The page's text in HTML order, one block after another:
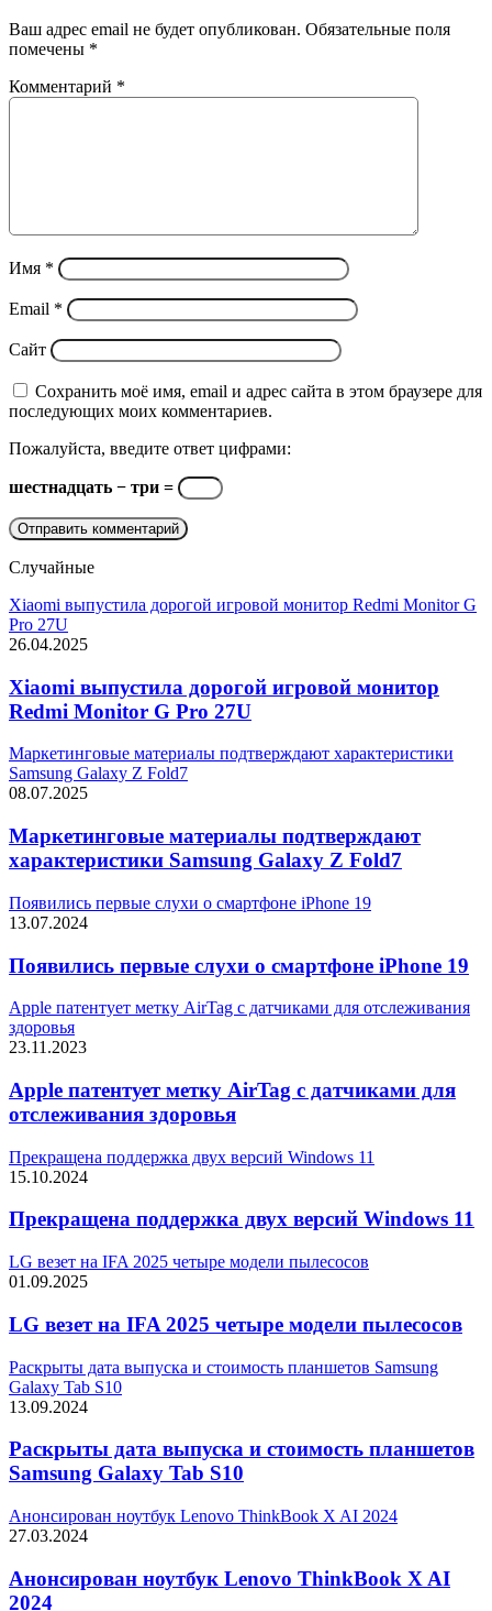
Ваш адрес email не будет опубликован. Обязательные поля
помечены *
Комментарий *
Имя *
Email *
Сайт
Сохранить моё имя, email и адрес сайта в этом браузере для
последующих моих комментариев.
Пожалуйста, введите ответ цифрами:
шестнадцать − три =
Случайные
Xiaomi выпустила дорогой игровой монитор Redmi Monitor G
Pro 27U
26.04.2025
Xiaomi выпустила дорогой игровой монитор
Redmi Monitor G Pro 27U
Маркетинговые материалы подтверждают характеристики
Samsung Galaxy Z Fold7
08.07.2025
Маркетинговые материалы подтверждают
характеристики Samsung Galaxy Z Fold7
Появились первые слухи о смартфоне iPhone 19
13.07.2024
Появились первые слухи о смартфоне iPhone 19
Apple патентует метку AirTag с датчиками для отслеживания
здоровья
23.11.2023
Apple патентует метку AirTag с датчиками для
отслеживания здоровья
Прекращена поддержка двух версий Windows 11
15.10.2024
Прекращена поддержка двух версий Windows 11
LG везет на IFA 2025 четыре модели пылесосов
01.09.2025
LG везет на IFA 2025 четыре модели пылесосов
Раскрыты дата выпуска и стоимость планшетов Samsung
Galaxy Tab S10
13.09.2024
Раскрыты дата выпуска и стоимость планшетов
Samsung Galaxy Tab S10
Анонсирован ноутбук Lenovo ThinkBook X AI 2024
27.03.2024
Анонсирован ноутбук Lenovo ThinkBook X AI
2024